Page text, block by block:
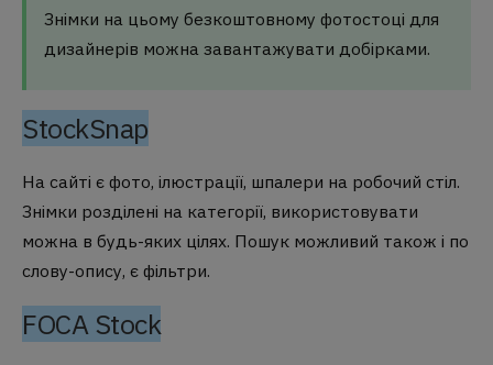
Знімки на цьому безкоштовному фотостоці для
дизайнерів можна завантажувати добірками.
StockSnap
На сайті є фото, ілюстрації, шпалери на робочий стіл.
Знімки розділені на категорії, використовувати
можна в будь-яких цілях. Пошук можливий також і по
слову-опису, є фільтри.
FOCA Stock